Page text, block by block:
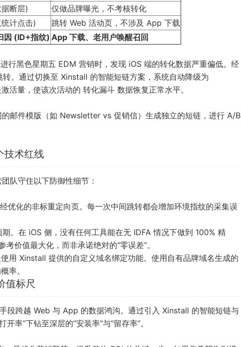
断层)
仅做品牌曝光，不考核转化
计点击)
跳转 Web 活动页，不涉及 App 下载
因 (ID+指纹) App 下载、老用户唤醒召回
行黑色星期五 EDM 营销时，发现 iOS 端的转化数据严重偏低。经
。通过切换至 Xinstall 的智能短链方案，系统自动降级为
活量，使该次活动的 转化漏斗 数据恢复正常水平。
邮件模版（如 Newsletter vs 促销信）生成独立的短链，进行 A/B
技术红线
队守住以下防御性细节：
优化的非标重定向页。每一次中间跳转都会增加环境指纹的采集误
期。在 iOS 侧，没有任何工具能在无 IDFA 情况下做到 100% 精
价值最大化，而非承诺绝对的“零误差”。
用 Xinstall 提供的自定义域名绑定功能。使用自有品牌域名生成的
率。
值标尺
段跨越 Web 与 App 的数据鸿沟。通过引入 Xinstall 的智能短链与
率”下钻至深层的“安装率”与“留存率”。